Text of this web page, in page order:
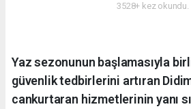
3528+ kez okundu.
Yaz sezonunun başlamasıyla
güvenlik tedbirlerini artıran
cankurtaran hizmetlerinin yanı